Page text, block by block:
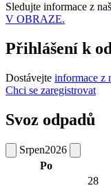
Sledujte informace z
V OBRAZE.
Přihlášení k
Dostávejte informace z
Chci se zaregistrovat
Svoz odpadů
Srpen2026
Po
28